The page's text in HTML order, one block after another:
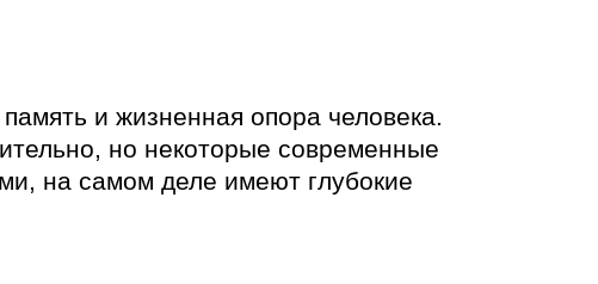
и жизненная опора человека.
но некоторые современные
на самом деле имеют глубокие